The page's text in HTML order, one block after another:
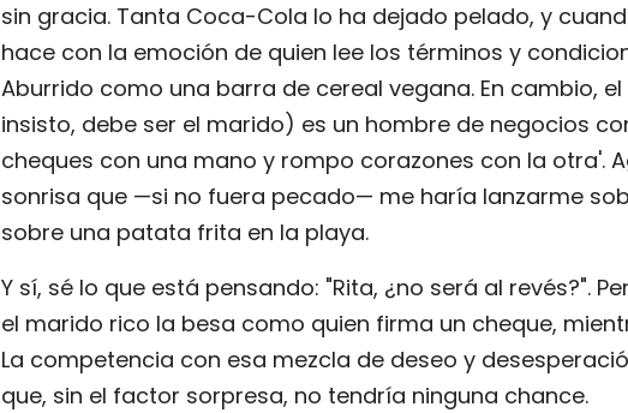
sin gracia. Tanta Coca-Cola lo ha dejado pelado, y
hace con la emoción de quien lee los términos y
Aburrido como una barra de cereal vegana. En cambio,
insisto, debe ser el marido) es un hombre de negocios
cheques con una mano y rompo corazones con la otra'.
sonrisa que —si no fuera pecado— me haría lanzarme
sobre una patata frita en la playa.
Y sí, sé lo que está pensando: "Rita, ¿no será al revés?".
el marido rico la besa como quien firma un cheque,
La competencia con esa mezcla de deseo y
que, sin el factor sorpresa, no tendría ninguna chance.